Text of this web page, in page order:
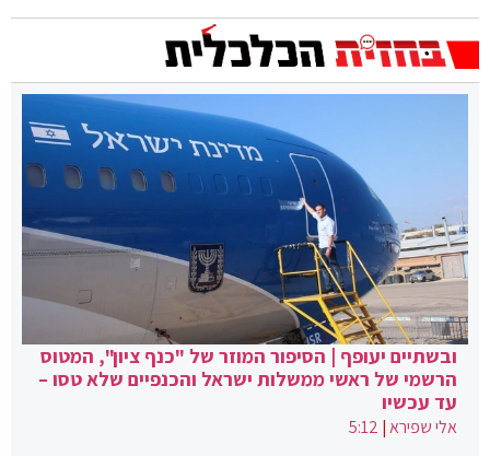
ובשתיים יעופף | הסיפור המוזר של "כנף ציון", המטוס
הרשמי של ראשי ממשלות ישראל והכנפיים שלא טסו –
עד עכשיו
אלי שפירא|
5:12